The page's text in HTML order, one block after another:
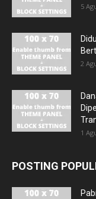
5
2
1
POSTING